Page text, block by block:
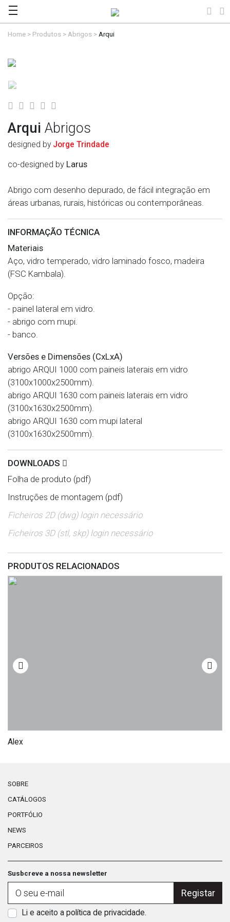
Home > Produtos >Abrigos >Arqui
Arqui Abrigos
designed by Jorge Trindade
co-designed by Larus
Abrigo com desenho depurado, de fácil integração em
áreas urbanas, rurais, históricas ou contemporâneas.
INFORMAÇÃO TÉCNICA
Materiais
Aço, vidro temperado, vidro laminado fosco, madeira
(FSC Kambala).
Opção:
- painel lateral em vidro.
- abrigo com mupi.
- banco.
Versões e Dimensões (CxLxA)
abrigo ARQUI 1000 com paineis laterais em vidro
(3100x1000x2500mm).
abrigo ARQUI 1630 com paineis laterais em vidro
(3100x1630x2500mm).
abrigo ARQUI 1630 com mupi lateral
(3100x1630x2500mm).
DOWNLOADS
Folha de produto (pdf)
Instruções de montagem (pdf)
Ficheiros 2D (dwg) login necessário
Ficheiros 3D (stl, skp) login necessário
PRODUTOS RELACIONADOS
Alex
SOBRE
CATÁLOGOS
PORTFÓLIO
NEWS
PARCEIROS
Susbcreve a nossa newsletter
Registar
Li e aceito a política de privacidade.